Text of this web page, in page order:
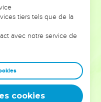
les doutes, les erreurs
alors même que ce
façonnés.
et responsables
afin que leurs erreurs
guidiez un ministère, une
leur expérience est faite
tiers tels que de la
avec notre service de
cookies